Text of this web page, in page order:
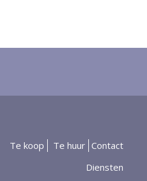
Te koop Te huur Contact
Diensten